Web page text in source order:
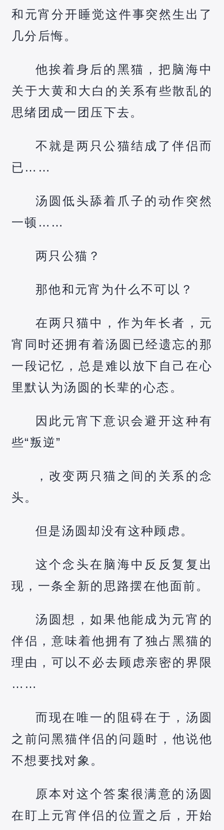
和元宵分开睡觉这件事突然生出了
几分后悔。
他挨着身后的黑猫，把脑海中
关于大黄和大白的关系有些散乱的
思绪团成一团压下去。
不就是两只公猫结成了伴侣而
已……
汤圆低头舔着爪子的动作突然
一顿……
两只公猫？
那他和元宵为什么不可以？
在两只猫中，作为年长者，元
宵同时还拥有着汤圆已经遗忘的那
一段记忆，总是难以放下自己在心
里默认为汤圆的长辈的心态。
因此元宵下意识会避开这种有
些“叛逆”
，改变两只猫之间的关系的念
头。
但是汤圆却没有这种顾虑。
这个念头在脑海中反反复复出
现，一条全新的思路摆在他面前。
汤圆想，如果他能成为元宵的
伴侣，意味着他拥有了独占黑猫的
理由，可以不必去顾虑亲密的界限
……
而现在唯一的阻碍在于，汤圆
之前问黑猫伴侣的问题时，他说他
不想要找对象。
原本对这个答案很满意的汤圆
在盯上元宵伴侣的位置之后，开始